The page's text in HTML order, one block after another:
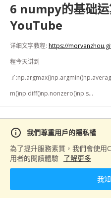
info
我們尊重用戶的隱私權
為了提升服務素質，我們會使
用者的閱讀體驗 了解更多
我
6 numpy的基础
YouTube
详细文字教程: https://
程今天讲到
了
m()np.diff()np.nonzero()np.s...